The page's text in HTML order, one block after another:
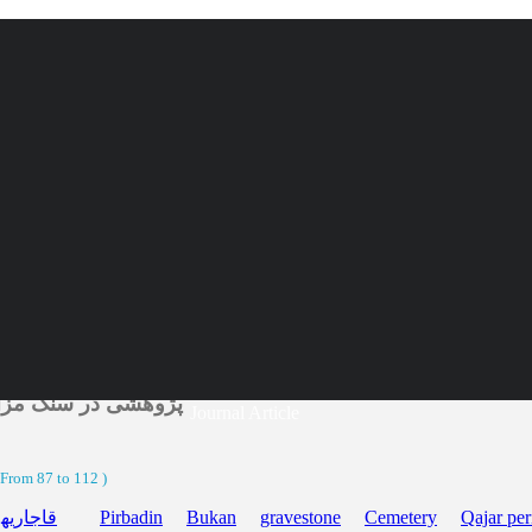
پژوهشی در سنگ
From 87 to 112 )
قاجاریه Pirbadin Bukan gravestone Cemetery Qajar